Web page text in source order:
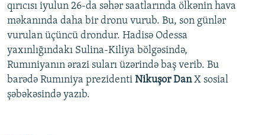
qırıcısı iyulun 26-da səhər saatlarında ölkənin hava
məkanında daha bir dronu vurub. Bu, son günlər
vurulan üçüncü drondur. Hadisə Odessa
yaxınlığındakı Sulina-Kiliya bölgəsində,
Rumıniyanın ərazi suları üzərində baş verib. Bu
barədə Rumıniya prezidenti Nikuşor DanX sosial
şəbəkəsində yazıb.